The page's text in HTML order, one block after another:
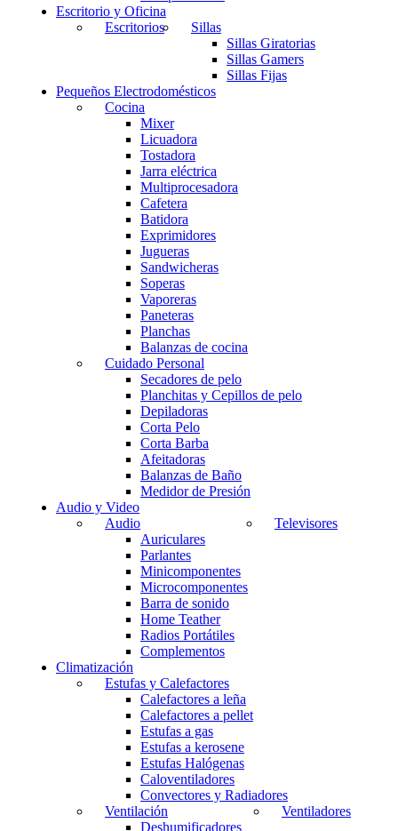
Escritorio y Oficina
Escritorios
Sillas
Sillas Giratorias
Sillas Gamers
Sillas Fijas
Pequeños Electrodomésticos
Cocina
Mixer
Licuadora
Tostadora
Jarra eléctrica
Multiprocesadora
Cafetera
Batidora
Exprimidores
Jugueras
Sandwicheras
Soperas
Vaporeras
Paneteras
Planchas
Balanzas de cocina
Cuidado Personal
Secadores de pelo
Planchitas y Cepillos de pelo
Depiladoras
Corta Pelo
Corta Barba
Afeitadoras
Balanzas de Baño
Medidor de Presión
Audio y Video
Audio
Auriculares
Parlantes
Minicomponentes
Microcomponentes
Barra de sonido
Home Teather
Radios Portátiles
Complementos
Televisores
Climatización
Estufas y Calefactores
Calefactores a leña
Calefactores a pellet
Estufas a gas
Estufas a kerosene
Estufas Halógenas
Caloventiladores
Convectores y Radiadores
Ventilación
Deshumificadores
Ventiladores